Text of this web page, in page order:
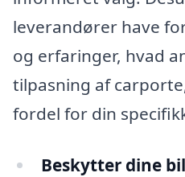
leverandører have
og erfaringer, hvad
tilpasning af
fordel for din
Beskytter dine